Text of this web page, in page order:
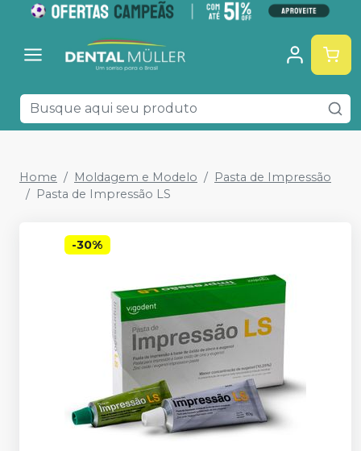
Home Moldagem e Modelo
Pasta de Impressão
Pasta de Impressão LS
-30%